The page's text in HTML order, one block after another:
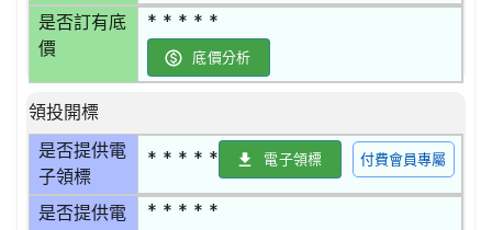
是否訂有底
價
* * * * *
底價分析
領投開標
是否提供電
子領標
* * * * * 電子領標 付費會員專屬
是否提供電
* * * * *